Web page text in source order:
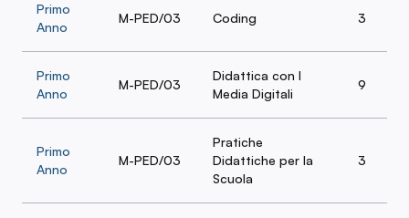
Primo
Anno
M-PED/03 Coding 3
Primo
Anno
M-PED/03
Didattica con I
Media Digitali
9
Primo
Anno
M-PED/03
Pratiche
Didattiche per la
Scuola
3